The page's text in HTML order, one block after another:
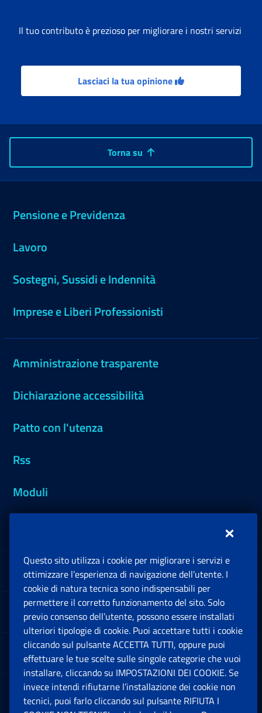
Il tuo contributo è prezioso per migliorare i nostri servizi
Lasciaci la tua opinione
Torna su
Pensione e Previdenza
Lavoro
Sostegni, Sussidi e Indennità
Imprese e Liberi Professionisti
Amministrazione trasparente
Dichiarazione accessibilità
Patto con l'utenza
Rss
Moduli
Sedi e Contatti
Software
Note Legali
App mobile
Questo sito utilizza i cookie per migliorare i servizi e
ottimizzare l’esperienza di navigazione dell’utente. I
cookie di natura tecnica sono indispensabili per
permettere il corretto funzionamento del sito. Solo
previo consenso dell’utente, possono essere installati
ulteriori tipologie di cookie. Puoi accettare tutti i cookie
cliccando sul pulsante ACCETTA TUTTI, oppure puoi
effettuare le tue scelte sulle singole categorie che vuoi
installare, cliccando su IMPOSTAZIONI DEI COOKIE. Se
invece intendi rifiutarne l’installazione dei cookie non
tecnici, puoi farlo cliccando sul pulsante RIFIUTA I